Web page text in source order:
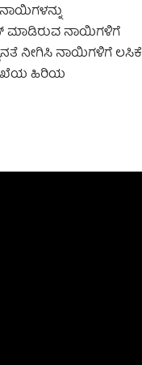
ಮಾಡಿರುವ ನಾಯಿಗಳಿಗೆ
ನೀಗಿಸಿ ನಾಯಿಗಳಿಗೆ ಲಸಿಕೆ
ಹಿರಿಯ